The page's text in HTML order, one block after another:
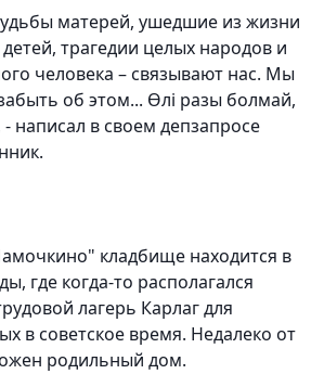
матерей, ушедшие из жизни
трагедии целых народов и
человека – связывают нас. Мы
об этом... Өлі разы болмай,
написал в своем депзапросе
кладбище находится в
где когда-то располагался
лагерь Карлаг для
в советское время. Недалеко от
родильный дом.